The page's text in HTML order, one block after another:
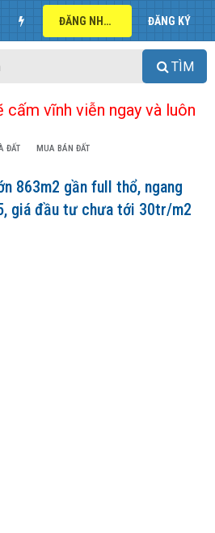
ĐĂNG NHẬP ĐĂNG KÝ
TÌM
vĩnh viễn ngay và luôn
ĐẤT MUA BÁN ĐẤT
863m2 gần full thổ, ngang
giá đầu tư chưa tới 30tr/m2